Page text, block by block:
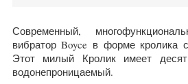
Современный,
вибратор Boyce в форме кролика
Этот милый Кролик имеет
водонепроницаемый.